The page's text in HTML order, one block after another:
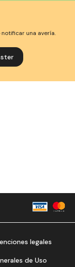
notificar una avería.
legales
de Uso